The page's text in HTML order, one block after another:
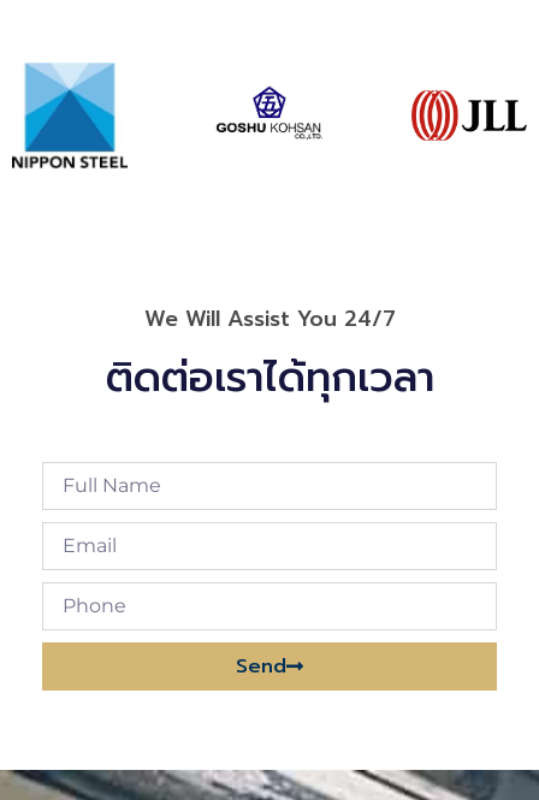
We Will Assist You 24/7
ติดต่อเราได้ทุกเวลา
Send